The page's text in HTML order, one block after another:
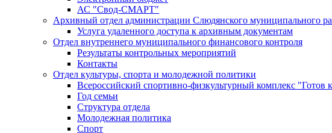
АС "Свод-СМАРТ"
Архивный отдел администрации Слюдянского муниципального
Услуга удаленного доступа к архивным документам
Отдел внутреннего муниципального финансового контроля
Результаты контрольных мероприятий
Контакты
Отдел культуры, спорта и молодежной политики
Всероссийский спортивно-физкультурный комплекс "Готов
Год семьи
Структура отдела
Молодежная политика
Спорт